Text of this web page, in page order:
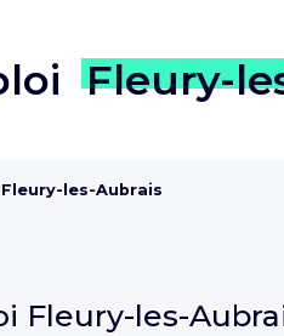
Fleury-
Fleury-les-Aubrais
Fleury-les-